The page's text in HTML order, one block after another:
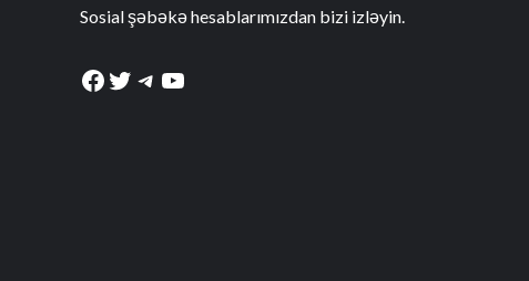
Sosial şəbəkə hesablarımızdan bizi izləyin.
Facebook
Twitter
Telegram
YouTube